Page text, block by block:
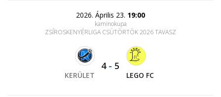
2026. Április 23. 19:00
kaminokupa
ZSÍROSKENYÉRLIGA CSÜTÖRTÖK 2026 TAVASZ
KERÜLET
4- 5
LEGO FC